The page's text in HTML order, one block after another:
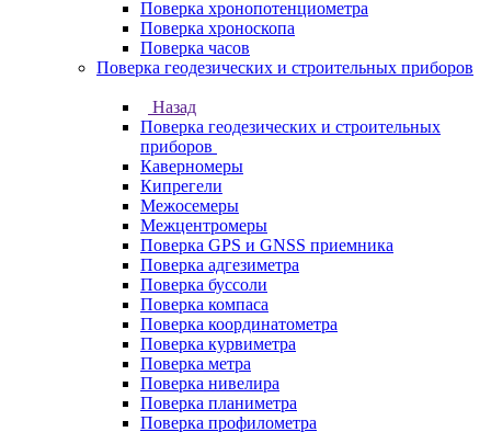
Поверка хронопотенциометра
Поверка хроноскопа
Поверка часов
Поверка геодезических и строительных приборов
Назад
Поверка геодезических и строительных
приборов
Каверномеры
Кипрегели
Межосемеры
Межцентромеры
Поверка GPS и GNSS приемника
Поверка адгезиметра
Поверка буссоли
Поверка компаса
Поверка координатометра
Поверка курвиметра
Поверка метра
Поверка нивелира
Поверка планиметра
Поверка профилометра